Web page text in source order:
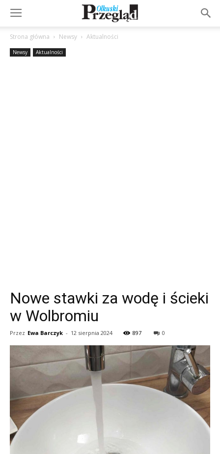
Strona główna Newsy Aktualności
Newsy Aktualności
Nowe stawki za wodę i ścieki
w Wolbromiu
Przez Ewa Barczyk - 12 sierpnia 2024 897 0